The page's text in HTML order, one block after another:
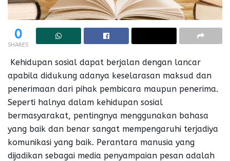
0
SHARES
Kehidupan sosial dapat berjalan dengan lancar
apabila didukung adanya keselarasan maksud dan
penerimaan dari pihak pembicara maupun penerima.
Seperti halnya dalam kehidupan sosial
bermasyarakat, pentingnya menggunakan bahasa
yang baik dan benar sangat mempengaruhi terjadiya
komunikasi yang baik. Perantara manusia yang
dijadikan sebagai media penyampaian pesan adalah